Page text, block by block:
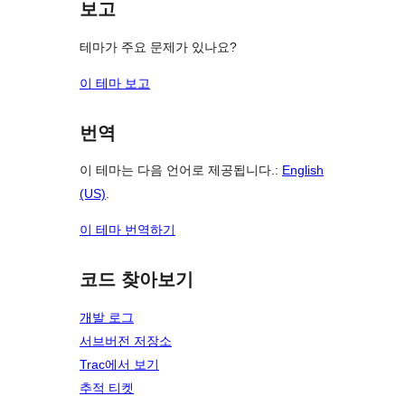
보고
테마가 주요 문제가 있나요?
이 테마 보고
번역
이 테마는 다음 언어로 제공됩니다.: English
(US).
이 테마 번역하기
코드 찾아보기
개발 로그
서브버전 저장소
Trac에서 보기
추적 티켓